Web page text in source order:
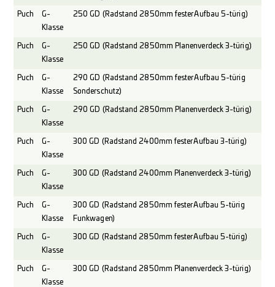
Puch
G-
Klasse
250 GD (Radstand 2850mm fester Aufbau 5-türig)
Puch
G-
Klasse
250 GD (Radstand 2850mm Planenverdeck 3-türig)
Puch
G-
Klasse
290 GD (Radstand 2850mm fester Aufbau 5-türig
Sonderschutz)
Puch
G-
Klasse
290 GD (Radstand 2850mm Planenverdeck 3-türig)
Puch
G-
Klasse
300 GD (Radstand 2400mm fester Aufbau 3-türig)
Puch
G-
Klasse
300 GD (Radstand 2400mm Planenverdeck 3-türig)
Puch
G-
Klasse
300 GD (Radstand 2850mm fester Aufbau 5-türig
Funkwagen)
Puch
G-
Klasse
300 GD (Radstand 2850mm fester Aufbau 5-türig)
Puch
G-
Klasse
300 GD (Radstand 2850mm Planenverdeck 3-türig)